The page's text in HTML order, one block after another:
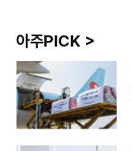
아주PICK >